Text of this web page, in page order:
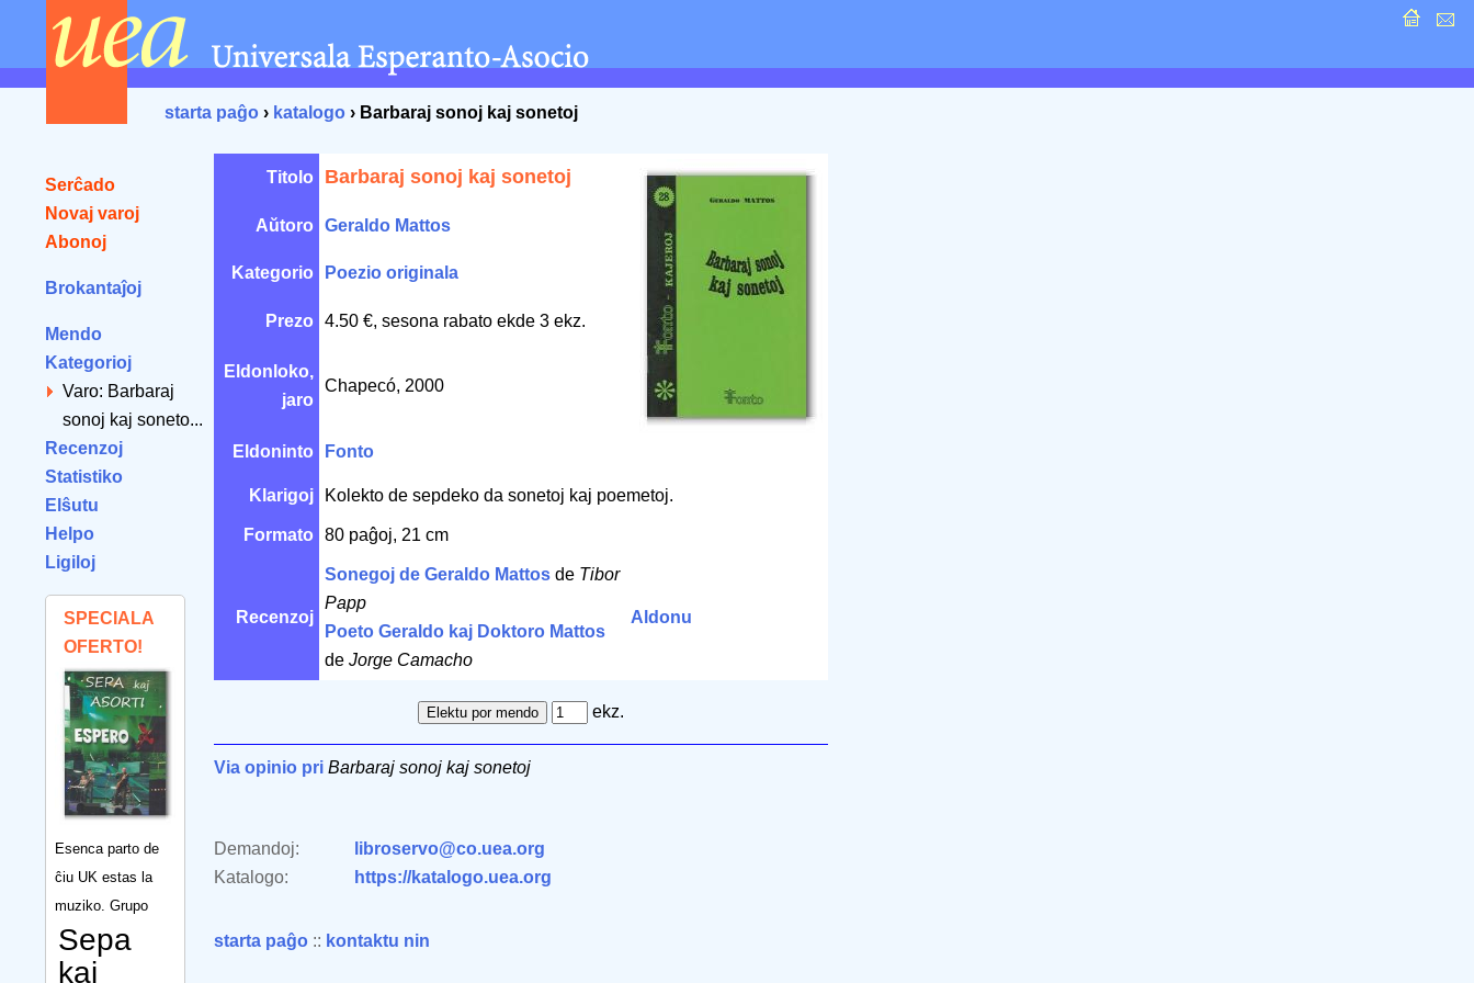
starta paĝo › katalogo › Barbaraj sonoj kaj sonetoj
Serĉado
Novaj varoj
Abonoj
Brokantaĵoj
Mendo
Kategorioj
Varo: Barbaraj
sonoj kaj soneto...
Recenzoj
Statistiko
Elŝutu
Helpo
Ligiloj
SPECIALA
OFERTO!
Esenca parto de
ĉiu UK estas la
muziko. Grupo
Sepa
kaj
Titolo Barbaraj sonoj kaj sonetoj
Aŭtoro Geraldo Mattos
Kategorio Poezio originala
Prezo 4.50 €, sesona rabato ekde 3 ekz.
Eldonloko,
jaro
Chapecó, 2000
Eldoninto Fonto
Klarigoj Kolekto de sepdeko da sonetoj kaj poemetoj.
Formato 80 paĝoj, 21 cm
Recenzoj
Sonegoj de Geraldo Mattos de Tibor
Papp
Poeto Geraldo kaj Doktoro Mattos
de Jorge Camacho
Aldonu
ekz.
Via opinio pri Barbaraj sonoj kaj sonetoj
Demandoj:
libroservo@co.uea.org
Katalogo:
https://katalogo.uea.org
starta paĝo :: kontaktu nin